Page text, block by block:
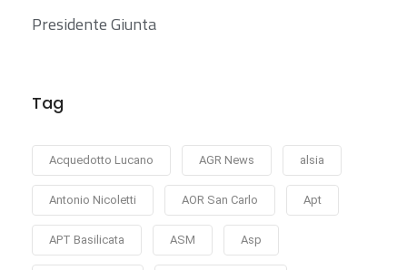
Presidente Giunta
Tag
Acquedotto Lucano AGR News alsia
Antonio Nicoletti AOR San Carlo Apt
APT Basilicata ASM Asp